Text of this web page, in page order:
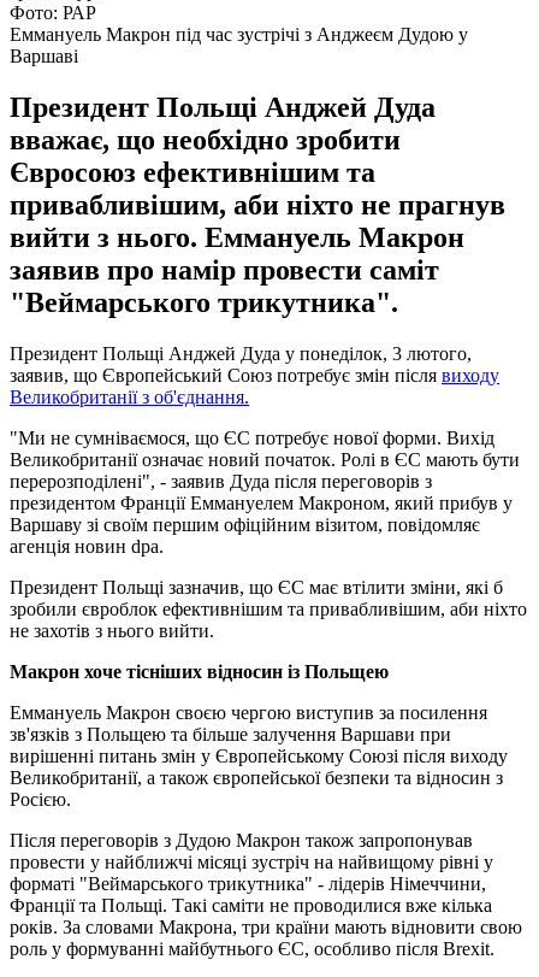
Фото: РАР
Еммануель Макрон під час зустрічі з Анджеєм Дудою у
Варшаві
Президент Польщі Анджей Дуда
вважає, що необхідно зробити
Євросоюз ефективнішим та
привабливішим, аби ніхто не прагнув
вийти з нього. Еммануель Макрон
заявив про намір провести саміт
"Веймарського трикутника".
Президент Польщі Анджей Дуда у понеділок, 3 лютого,
заявив, що Європейський Союз потребує змін після виходу
Великобританії з об'єднання.
"Ми не сумніваємося, що ЄС потребує нової форми. Вихід
Великобританії означає новий початок. Ролі в ЄС мають бути
перерозподілені", - заявив Дуда після переговорів з
президентом Франції Еммануелем Макроном, який прибув у
Варшаву зі своїм першим офіційним візитом, повідомляє
агенція новин dpa.
Президент Польщі зазначив, що ЄС має втілити зміни, які б
зробили євроблок ефективнішим та привабливішим, аби ніхто
не захотів з нього вийти.
Макрон хоче тісніших відносин із Польщею
Еммануель Макрон своєю чергою виступив за посилення
зв'язків з Польщею та більше залучення Варшави при
вирішенні питань змін у Європейському Союзі після виходу
Великобританії, а також європейської безпеки та відносин з
Росією.
Після переговорів з Дудою Макрон також запропонував
провести у найближчі місяці зустріч на найвищому рівні у
форматі "Веймарського трикутника" - лідерів Німеччини,
Франції та Польщі. Такі саміти не проводилися вже кілька
років. За словами Макрона, три країни мають відновити свою
роль у формуванні майбутнього ЄС, особливо після Brexit.